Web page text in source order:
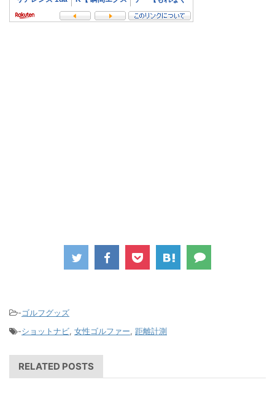
-ゴルフグッズ
-ショットナビ, 女性ゴルファー, 距離計測
RELATED POSTS